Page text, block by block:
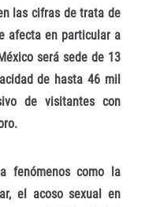
las cifras de trata de
afecta en particular a
será sede de 13
de hasta 46 mil
de visitantes con
fenómenos como la
el acoso sexual en